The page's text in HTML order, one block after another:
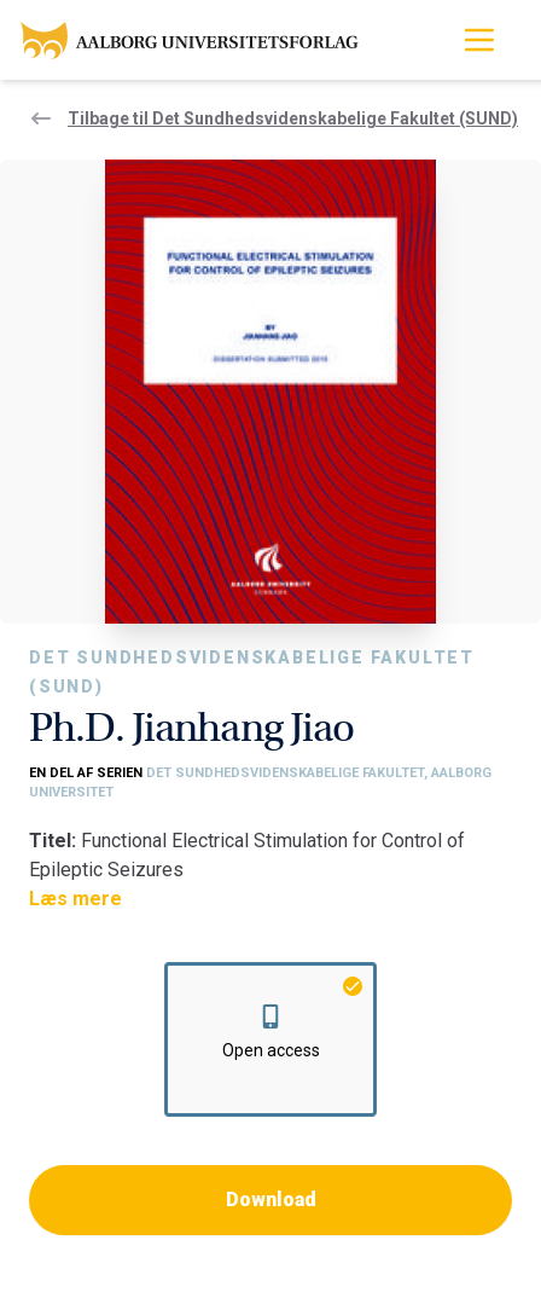
Tilbage til Det Sundhedsvidenskabelige Fakultet (SUND)
DET SUNDHEDSVIDENSKABELIGE FAKULTET
(SUND)
Ph.D. Jianhang Jiao
EN DEL AF SERIEN DET SUNDHEDSVIDENSKABELIGE FAKULTET, AALBORG
UNIVERSITET
Titel: Functional Electrical Stimulation for Control of
Epileptic Seizures
Fakultet:Det Sundhedsvidenskabelige Fakultet
Læs mere
Open access
Download